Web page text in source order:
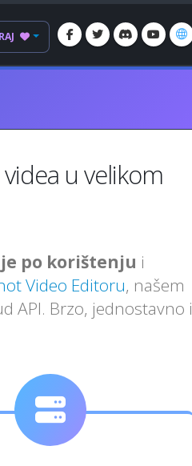
u velikom
po korištenju i
Video Editoru, našem
API. Brzo, jednostavno i